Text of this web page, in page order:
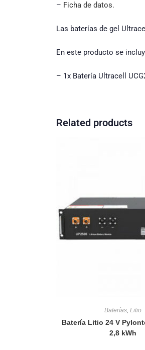
– Ficha de datos.
Las baterías de gel
En este producto se
– 1x Batería Ultracell
Related products
Baterías, Litio
Batería Litio 24 V
2,8 kWh